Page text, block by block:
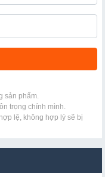
sản phẩm.
trọng chính mình.
lệ, không hợp lý sẽ bị